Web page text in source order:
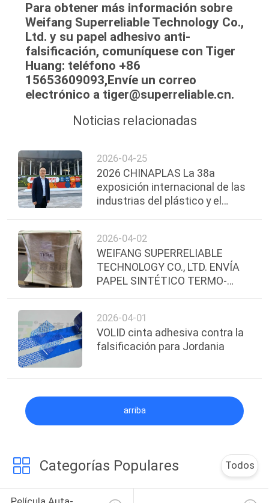
Para obtener más información sobre
Weifang Superreliable Technology Co.,
Ltd. y su papel adhesivo anti-
falsificación, comuníquese con Tiger
Huang: teléfono +86
15653609093,Envíe un correo
electrónico a tiger@superreliable.cn.
Noticias relacionadas
2026-04-25
2026 CHINAPLAS La 38a
exposición internacional de las
industrias del plástico y el
2026-04-02
WEIFANG SUPERRELIABLE
TECHNOLOGY CO., LTD. ENVÍA
PAPEL SINTÉTICO TERMO-
ECUADOR
2026-04-01
VOLID cinta adhesiva contra la
falsificación para Jordania
arriba
Categorías Populares Todos